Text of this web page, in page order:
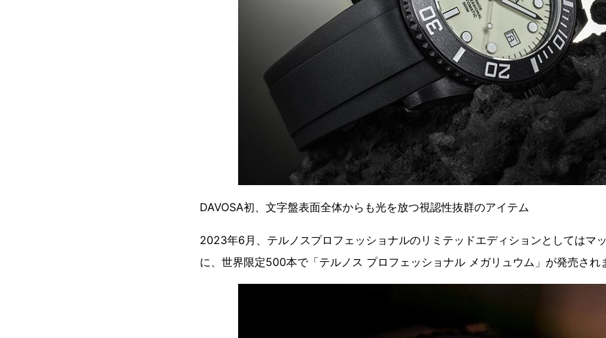
DAVOSA初、文字盤表面全体からも光を放つ視認性抜群のアイテム
2023年6月、テルノスプロフェッショナルのリミテッドエディションとしてはマ
に、世界限定500本で「テルノス プロフェッショナル メガリュウム」が発売され